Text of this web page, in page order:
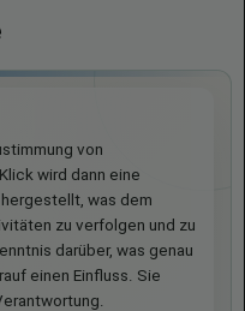
von
wird dann eine
was dem
zu verfolgen und zu
darüber, was genau
einen Einfluss. Sie